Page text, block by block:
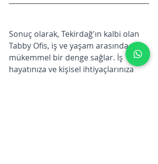
Sonuç olarak, Tekirdağ'ın kalbi olan
Tabby Ofis, iş ve yaşam arasında
mükemmel bir denge sağlar. İş
hayatınıza ve kişisel ihtiyaçlarınıza